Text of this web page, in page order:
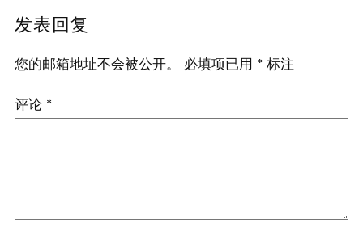
发表回复
您的邮箱地址不会被公开。 必填项已用 * 标注
评论 *